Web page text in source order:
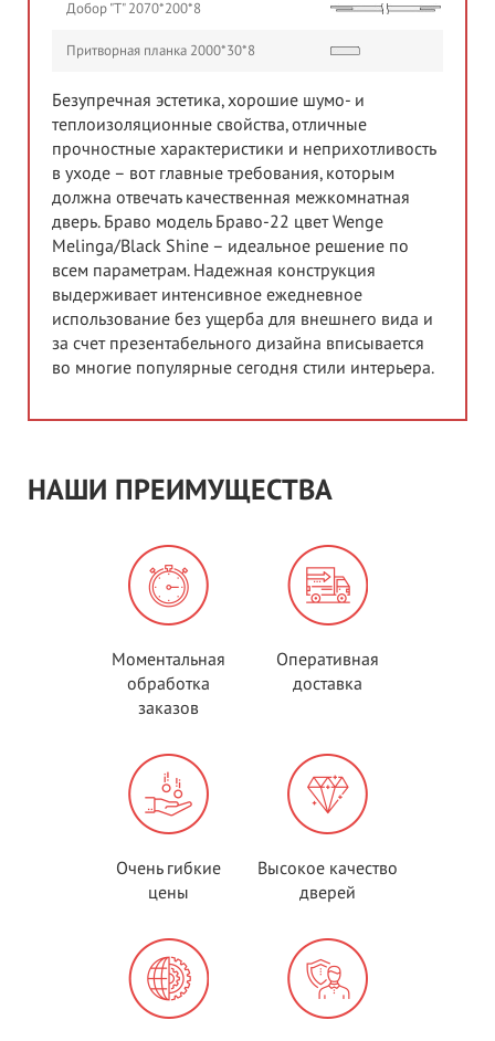
Добор "Т" 2070*200*8
Притворная планка 2000*30*8
Безупречная эстетика, хорошие шумо- и
теплоизоляционные свойства, отличные
прочностные характеристики и неприхотливость
в уходе – вот главные требования, которым
должна отвечать качественная межкомнатная
дверь. Браво модель Браво-22 цвет Wenge
Melinga/Black Shine – идеальное решение по
всем параметрам. Надежная конструкция
выдерживает интенсивное ежедневное
использование без ущерба для внешнего вида и
за счет презентабельного дизайна вписывается
во многие популярные сегодня стили интерьера.
НАШИ ПРЕИМУЩЕСТВА
Моментальная
обработка
заказов
Оперативная
доставка
Очень гибкие
цены
Высокое качество
дверей